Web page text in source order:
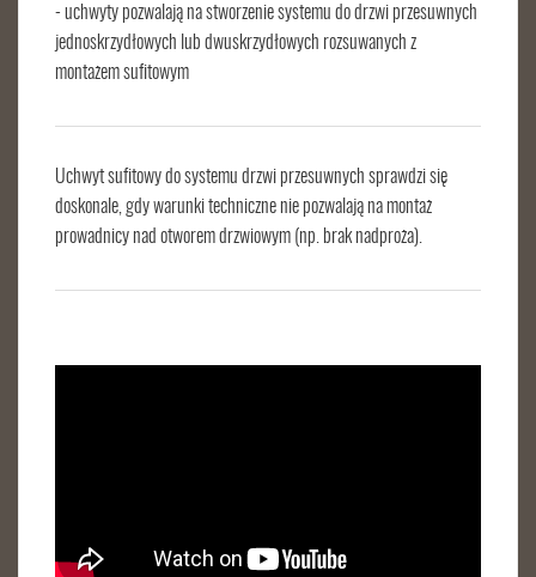
- uchwyty pozwalają na stworzenie systemu do drzwi przesuwnych
jednoskrzydłowych lub dwuskrzydłowych rozsuwanych z
montażem sufitowym
Uchwyt sufitowy do systemu drzwi przesuwnych sprawdzi się
doskonale, gdy warunki techniczne nie pozwalają na montaż
prowadnicy nad otworem drzwiowym (np. brak nadproża).